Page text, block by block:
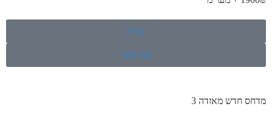
קנייה
צור קשר
מדחס חדש מאזדה 3